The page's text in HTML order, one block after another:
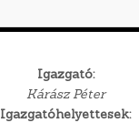
Igazgató:
Kárász Péter
Igazgatóhelyettesek: